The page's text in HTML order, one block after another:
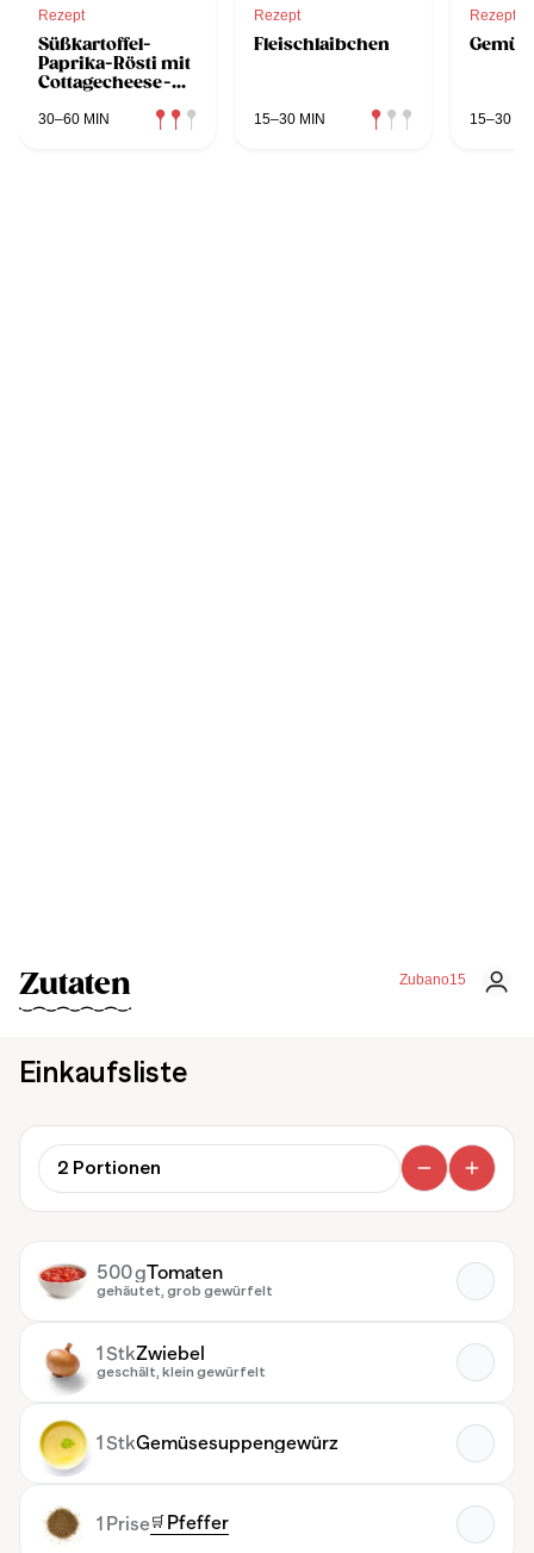
Rezept
Süßkartoffel-
Paprika-Rösti mit
Cottagecheese-
30–60 MIN
Rezept
Fleischlaibchen
15–30 MIN
Rezept
15–30
Zubano15
Zutaten